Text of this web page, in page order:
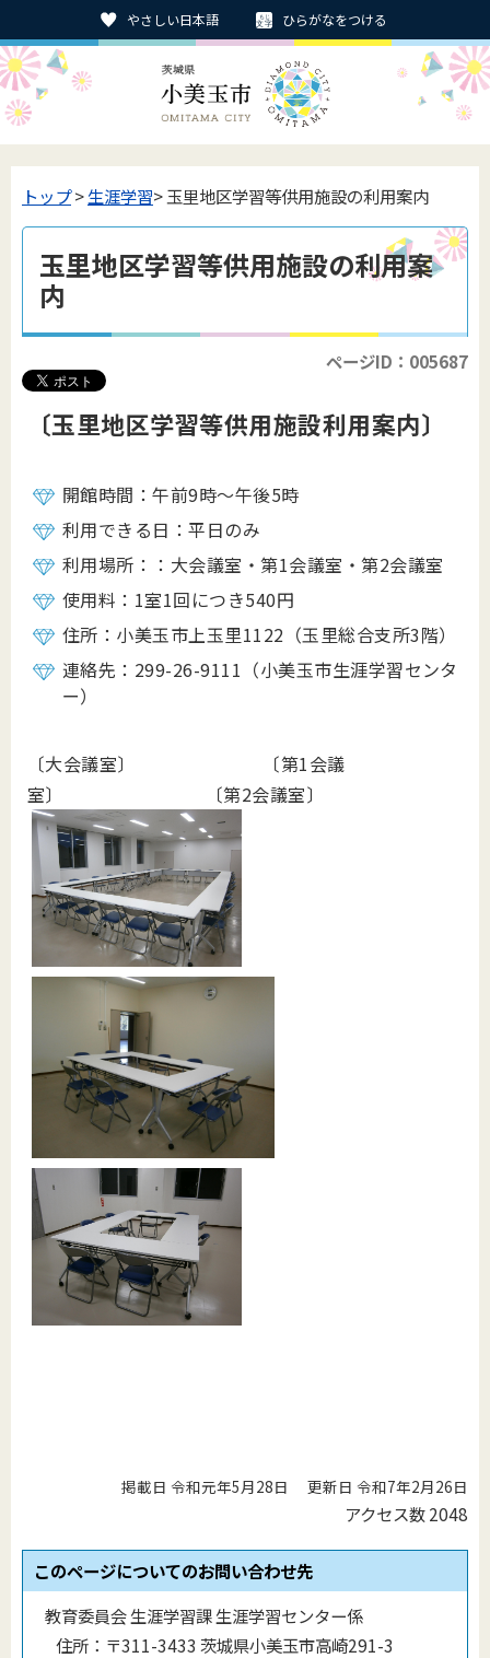
やさしい日本語 ひらがなをつける
トップ>生涯学習> 玉里地区学習等供用施設の利用案内
玉里地区学習等供用施設の利用案
内
ページID：005687
〔玉里地区学習等供用施設利用案内〕
開館時間：午前9時～午後5時
利用できる日：平日のみ
利用場所：：大会議室・第1会議室・第2会議室
使用料：1室1回につき540円
住所：小美玉市上玉里1122（玉里総合支所3階）
連絡先：299-26-9111（小美玉市生涯学習センタ
ー）
〔大会議室〕 〔第1会議
室〕 〔第2会議室〕
掲載日 令和元年5月28日 更新日 令和7年2月26日
アクセス数2048
このページについてのお問い合わせ先
教育委員会 生涯学習課 生涯学習センター係
住所： 〒311-3433 茨城県小美玉市高崎291-3